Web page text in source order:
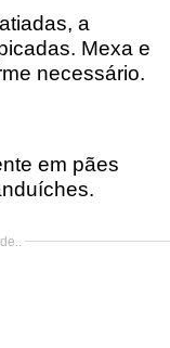
a
Mexa e
necessário.
em pães